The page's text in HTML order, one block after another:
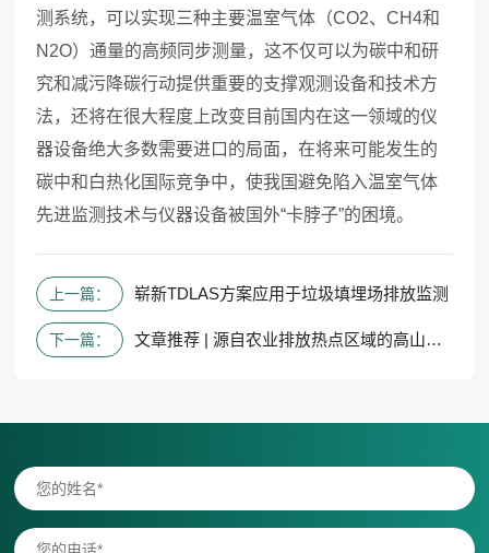
测系统，可以实现三种主要温室气体（CO2、CH4和
N2O）通量的高频同步测量，这不仅可以为碳中和研
究和减污降碳行动提供重要的支撑观测设备和技术方
法，还将在很大程度上改变目前国内在这一领域的仪
器设备绝大多数需要进口的局面，在将来可能发生的
碳中和白热化国际竞争中，使我国避免陷入温室气体
先进监测技术与仪器设备被国外“卡脖子”的困境。
上一篇： 崭新TDLAS方案应用于垃圾填埋场排放监测
下一篇： 文章推荐 | 源自农业排放热点区域的高山氨沉降研究